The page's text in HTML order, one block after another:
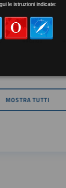
##Gilda
MOSTRA TUTTI
le istruzioni indicate: